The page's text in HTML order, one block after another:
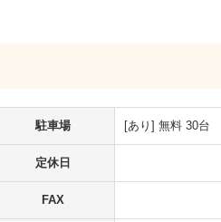
駐車場 [あり] 無料 30台
定休日
FAX